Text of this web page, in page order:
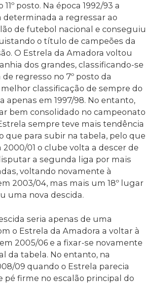
posto. Na época 1992/93 a
determinada a regressar ao
de futebol nacional e conseguiu
o título de campeões da
O Estrela da Amadora voltou
dos grandes, classificando-se
de regresso no 7º posto da
classificação de sempre do
apenas em 1997/98. No entanto,
bem consolidado no campeonato
sempre teve mais tendência
que para subir na tabela, pelo que
01 o clube volta a descer de
a segunda liga por mais
voltando novamente à
2003/04, mas mais um 18º lugar
uma nova descida.
seria apenas de uma
o Estrela da Amadora a voltar à
2005/06 e a fixar-se novamente
da tabela. No entanto, na
09 quando o Estrela parecia
pé firme no escalão principal do